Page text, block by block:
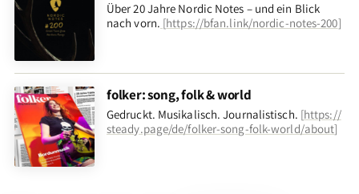
Über 20 Jahre Nordic Notes – und ein Blick
nach vorn. [https://bfan.link/nordic-notes-200]
folker: song, folk & world
Gedruckt. Musikalisch. Journalistisch. [https://
steady.page/de/folker-song-folk-world/about]